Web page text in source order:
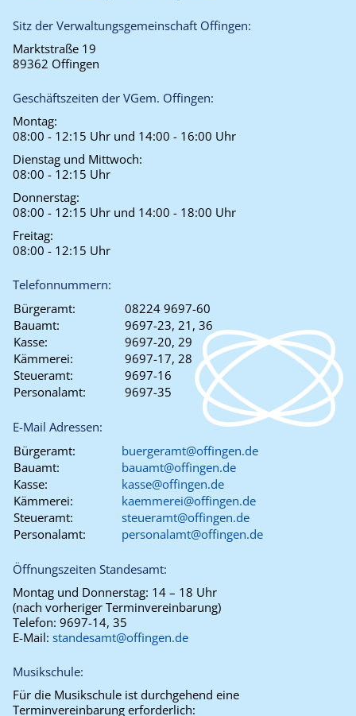
Sitz der Verwaltungsgemeinschaft Offingen:
Marktstraße 19
89362 Offingen
Geschäftszeiten der VGem. Offingen:
Montag:
08:00 - 12:15 Uhr und 14:00 - 16:00 Uhr
Dienstag und Mittwoch:
08:00 - 12:15 Uhr
Donnerstag:
08:00 - 12:15 Uhr und 14:00 - 18:00 Uhr
Freitag:
08:00 - 12:15 Uhr
Telefonnummern:
Bürgeramt:
08224 9697-60
Bauamt:
9697-23, 21, 36
Kasse:
9697-20, 29
Kämmerei:
9697-17, 28
Steueramt:
9697-16
Personalamt:
9697-35
E-Mail Adressen:
Bürgeramt:
buergeramt@offingen.de
Bauamt:
bauamt@offingen.de
Kasse:
kasse@offingen.de
Kämmerei:
kaemmerei@offingen.de
Steueramt:
steueramt@offingen.de
Personalamt:
personalamt@offingen.de
Öffnungszeiten Standesamt:
Montag und Donnerstag: 14 – 18 Uhr
(nach vorheriger Terminvereinbarung)
Telefon: 9697-14, 35
E-Mail: standesamt@offingen.de
Musikschule:
Für die Musikschule ist durchgehend eine
Terminvereinbarung erforderlich: